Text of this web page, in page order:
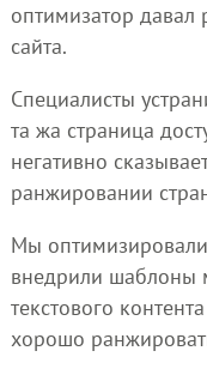
оптимизатор давал
сайта.
Специалисты
та жа страница
негативно
ранжировании
Мы
внедрили шаблоны
текстового
хорошо